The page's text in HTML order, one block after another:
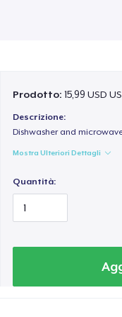
Prodotto:15,99 USD
Descrizione:
Dishwasher and
Mostra Ulteriori Dettagli
Quantità: